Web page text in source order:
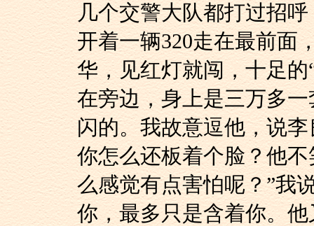
几个交警大队都打过招
开着一辆320走在最前面
华，见红灯就闯，十足
在旁边，身上是三万多
闪的。我故意逗他，说
你怎么还板着个脸？他
么感觉有点害怕呢？”我
你，最多只是含着你。